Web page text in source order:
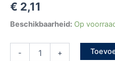
€ 2,11
Beschikbaarheid: Op
- +